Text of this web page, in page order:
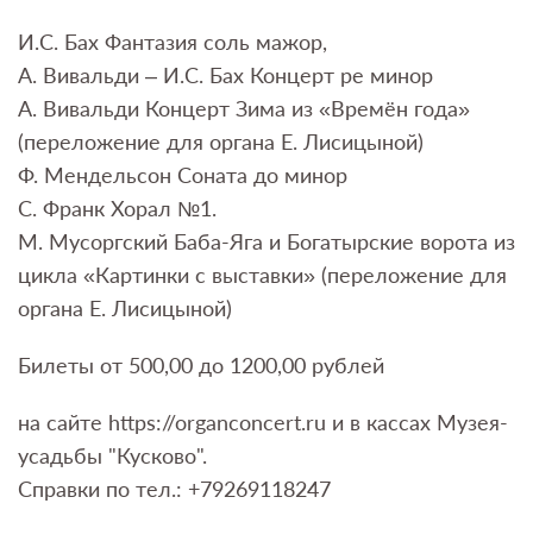
И.С. Бах Фантазия соль мажор,
А. Вивальди – И.С. Бах Концерт ре минор
А. Вивальди Концерт Зима из «Времён года»
(переложение для органа Е. Лисицыной)
Ф. Мендельсон Соната до минор
С. Франк Хорал №1.
М. Мусоргский Баба-Яга и Богатырские ворота из
цикла «Картинки с выставки» (переложение для
органа Е. Лисицыной)
Билеты от 500,00 до 1200,00 рублей
на сайте https://organconcert.ru и в кассах Музея-
усадьбы "Кусково".
Справки по тел.: +79269118247